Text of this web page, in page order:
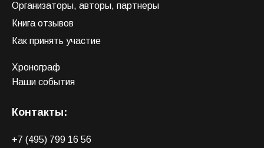
Как принять участие
Книга отзывов
Организаторы, авторы, партнеры
+7 (495) 799 16 56
Контакты:
Наши события
Хронограф